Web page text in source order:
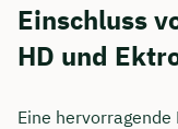
Einschluss
HD und
Eine